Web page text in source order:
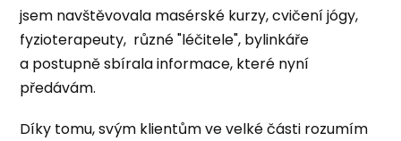
jsem navštěvovala masérské kurzy, cvičení jógy,
fyzioterapeuty, různé "léčitele", bylinkáře
a postupně sbírala informace, které nyní
předávám.
Díky tomu, svým klientům ve velké části rozumím